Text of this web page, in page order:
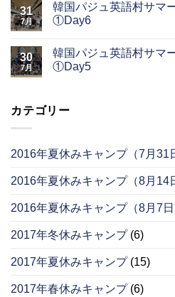
31
7月
韓国パジュ英語村サマ
①Day6
30
7月
韓国パジュ英語村サマ
①Day5
カテゴリー
2016年夏休みキャンプ（7月31
2016年夏休みキャンプ（8月14
2016年夏休みキャンプ（8月7日
2017年冬休みキャンプ(6)
2017年夏休みキャンプ(15)
2017年春休みキャンプ(6)